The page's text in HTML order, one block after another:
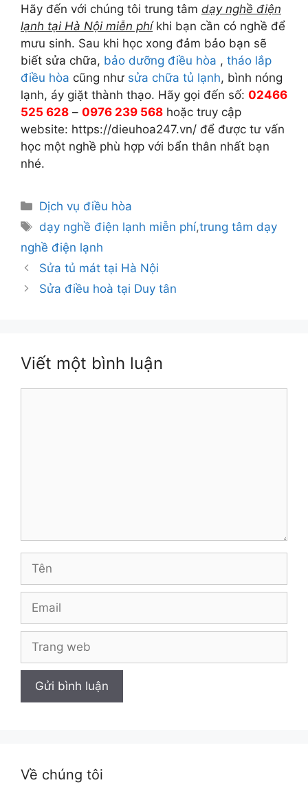
Hãy đến với chúng tôi trung tâm dạy nghề điện
lạnh tại Hà Nội miễn phíkhi bạn cần có nghề để
mưu sinh. Sau khi học xong đảm bảo bạn sẽ
biết sửa chữa, bảo dưỡng điều hòa , tháo lắp
điều hòa cũng như sửa chữa tủ lạnh, bình nóng
lạnh, áy giặt thành thạo. Hãy gọi đến số: 02466
525 628 – 0976 239 568 hoặc truy cập
website: https://dieuhoa247.vn/ để được tư vấn
học một nghề phù hợp với bẩn thân nhất bạn
nhé.
Danh
mục
Dịch vụ điều hòa
Thẻ
dạy nghề điện lạnh miễn phí,trung tâm dạy
nghề điện lạnh
Sửa tủ mát tại Hà Nội
Sửa điều hoà tại Duy tân
Viết một bình luận
Tên
Email
Trang
Về chúng tôi